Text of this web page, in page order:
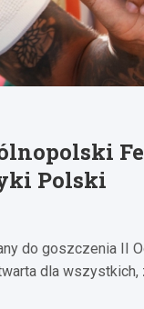
Polski
do goszczenia II
dla